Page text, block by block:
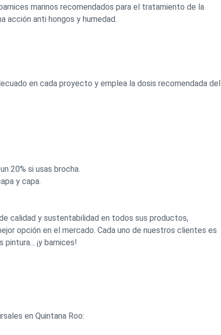
marinos recomendados para el tratamiento de la
acción anti hongos y humedad.
en cada proyecto y emplea la dosis recomendada del
20% si usas brocha.
y capa.
calidad y sustentabilidad en todos sus productos,
opción en el mercado. Cada uno de nuestros clientes es
¡y barnices!
en Quintana Roo: